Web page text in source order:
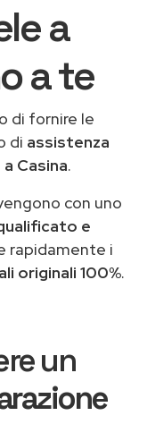
a
a te
di fornire le
di assistenza
Casina.
con uno
e
rapidamente i
originali 100%.
un